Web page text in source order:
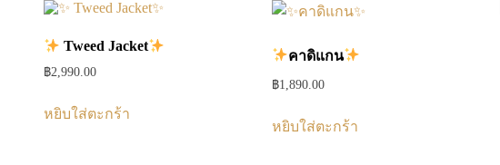
Tweed Jacket
฿2,990.00
หยิบใส่ตะกร้า
คาดิแกน
฿1,890.00
หยิบใส่ตะกร้า